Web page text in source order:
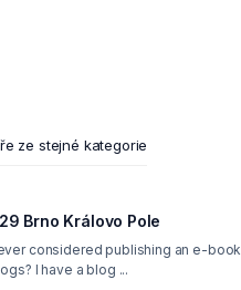
ze stejné kategorie
Brno Královo Pole
publishing an e-book or guest authoring
I have a blog ...